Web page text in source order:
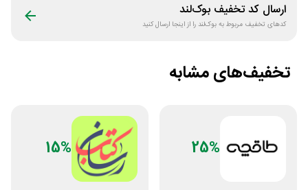
ارسال کد تخفیف بوک‌لند
کدهای تخفیف مربوط بهبوک‌لند را از اینجا ارسال کنید
تخفیف‌های مشابه
25%
15%